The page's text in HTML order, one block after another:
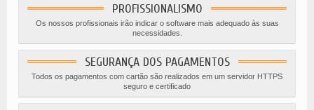
PROFISSIONALISMO
Os nossos profissionais irão indicar o software mais adequado às suas
necessidades.
SEGURANÇA DOS PAGAMENTOS
Todos os pagamentos com cartão são realizados em um servidor HTTPS
seguro e certificado